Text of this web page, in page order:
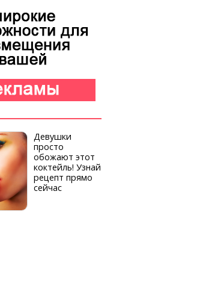
Девушки
просто
обожают этот
коктейль! Узнай
рецепт прямо
сейчас